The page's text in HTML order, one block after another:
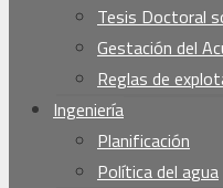
contenido Tesis Doctoral
Gestación del
Reglas de
Ingeniería
Planificación
Política del agua